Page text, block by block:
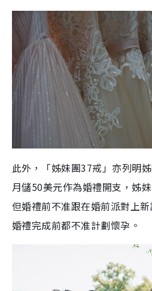
此外，「姊妹團37戒」亦列明
月儲50美元作為婚禮開支，姊
但婚禮前不准跟在婚前派對上
婚禮完成前都不准計劃懷孕。